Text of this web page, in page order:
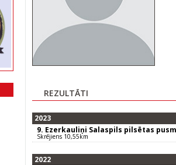
REZULTĀTI
2023
9. Ezerkauliņi Salaspils pilsētas
Skrējiens 10,55km
2022